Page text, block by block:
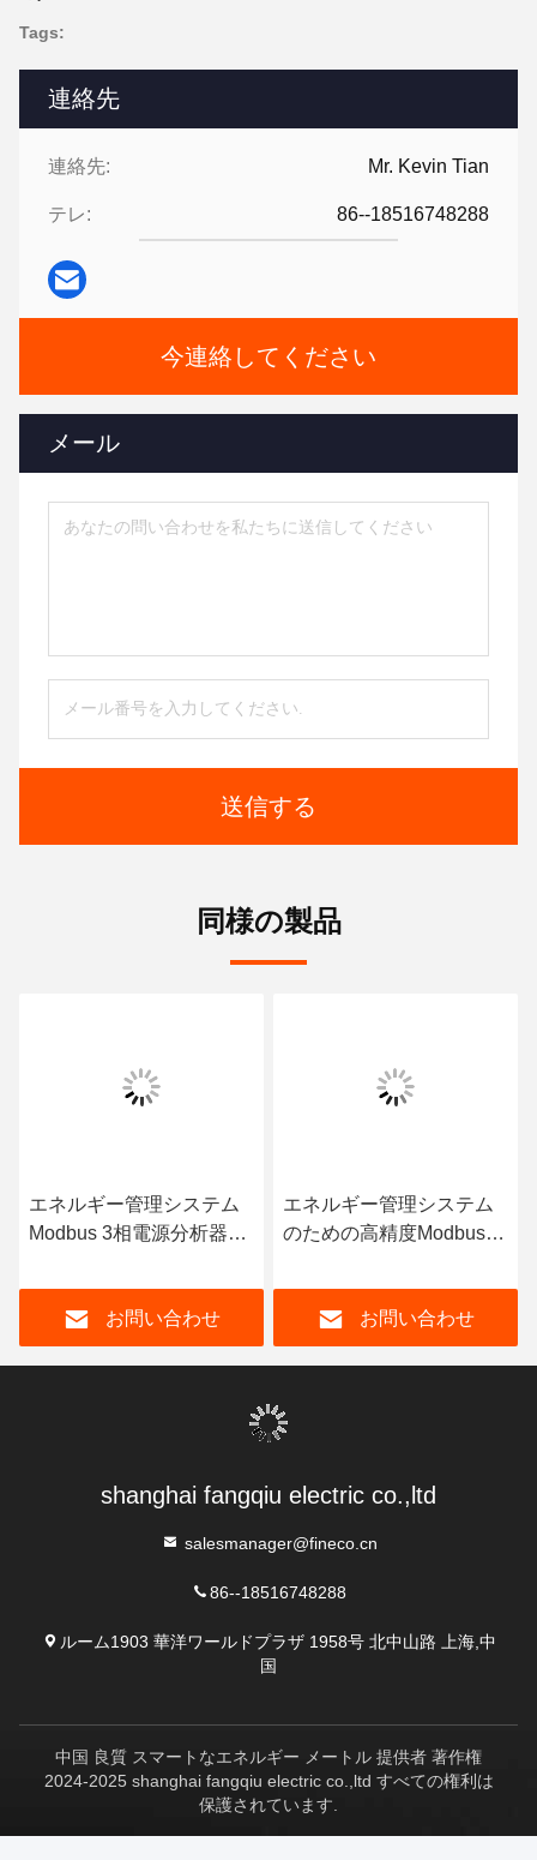
連絡先
連絡先: Mr. Kevin Tian
テレ: 86--18516748288
今連絡してください
メール
送信する
Tags:
同様の製品
エネルギー管理システム
Modbus 3相電源分析器
0.05-5 6 A
お問い合わせ
エネルギー管理システム
のための高精度Modbus
お問い合わせ
shanghai fangqiu electric co.,ltd
salesmanager@fineco.cn
86--18516748288
ルーム1903 華洋ワールドプラザ 1958号 北中山路 上海,中
国
中国 良質 スマートなエネルギー メートル 提供者 著作権
2024-2025 shanghai fangqiu electric co.,ltd すべての権利は
保護されています.